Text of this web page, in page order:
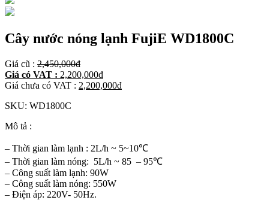
Cây nước nóng lạnh FujiE WD1800C
Giá cũ : 2,450,000đ
Giá có VAT : 2,200,000đ
Giá chưa có VAT : 2,200,000đ
SKU: WD1800C
Mô tả :
– Thời gian làm lạnh : 2L/h ~ 5~10℃
– Thời gian làm nóng: 5L/h ~ 85 – 95℃
– Công suất làm lạnh: 90W
– Công suất làm nóng: 550W
– Điện áp: 220V- 50Hz.